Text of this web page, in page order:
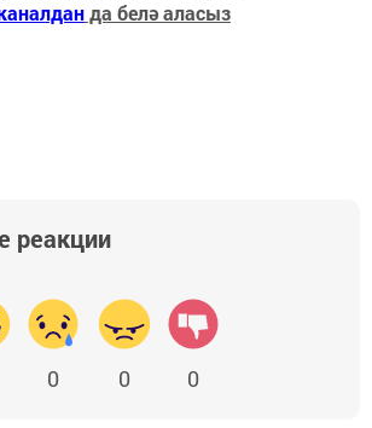
да белә аласыз
реакции
0 0 0